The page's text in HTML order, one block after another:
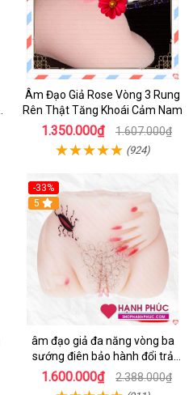
Âm Đạo Giả Rose Vòng 3 Rung
Rên Thật Tăng Khoái Cảm Nam
1.350.000₫ 1.607.000₫
(924)
-33%
5
âm đạo giả đa năng vòng ba
sướng điên bảo hành đổi trả
nhanh
1.600.000₫ 2.388.000₫